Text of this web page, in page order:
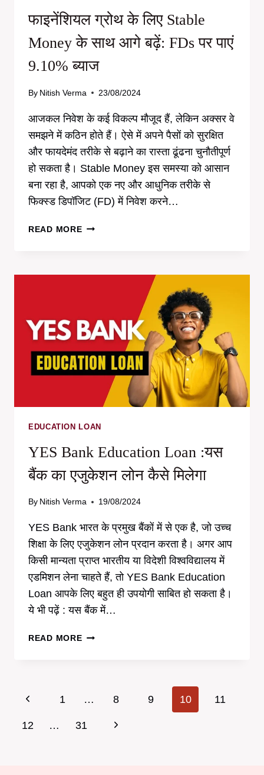
फाइनेंशियल ग्रोथ के लिए Stable
Money के साथ आगे बढ़ें: FDs पर पाएं
9.10% ब्याज
By Nitish Verma 23/08/2024
आजकल निवेश के कई विकल्प मौजूद हैं, लेकिन अक्सर वे
समझने में कठिन होते हैं। ऐसे में अपने पैसों को सुरक्षित
और फायदेमंद तरीके से बढ़ाने का रास्ता ढूंढना चुनौतीपूर्ण
हो सकता है। Stable Money इस समस्या को आसान
बना रहा है, आपको एक नए और आधुनिक तरीके से
फिक्स्ड डिपॉजिट (FD) में निवेश करने…
READ MOREफाइनेंशियल
साथ
आगे
बढ़ें:
पर
9.10%
EDUCATION LOAN
YES Bank Education Loan :यस
बैंक का एजुकेशन लोन कैसे मिलेगा
By Nitish Verma 19/08/2024
YES Bank भारत के प्रमुख बैंकों में से एक है, जो उच्च
शिक्षा के लिए एजुकेशन लोन प्रदान करता है। अगर आप
किसी मान्यता प्राप्त भारतीय या विदेशी विश्वविद्यालय में
एडमिशन लेना चाहते हैं, तो YES Bank Education
Loan आपके लिए बहुत ही उपयोगी साबित हो सकता है।
ये भी पढ़ें : यस बैंक में…
READ MOREYES
बैंक
एजुकेशन
Page
navigation
Previous
Page
1 … 8 9 10 11
12 … 31
Next